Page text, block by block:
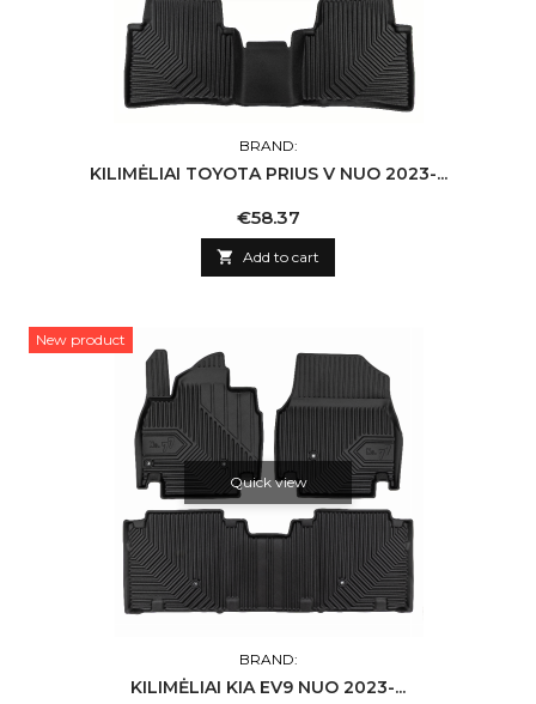
BRAND:
KILIMĖLIAI TOYOTA PRIUS V NUO 2023-...
Price
€58.37
 Add to cart
New product
Quick view
BRAND:
KILIMĖLIAI KIA EV9 NUO 2023-...